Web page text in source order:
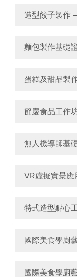
造型餃子製作
麵包製作基礎
蛋糕及甜品製
節慶食品工作
無人機導師基
VR虛擬實景應
特式造型點心
國際美食學廚
國際美食學廚